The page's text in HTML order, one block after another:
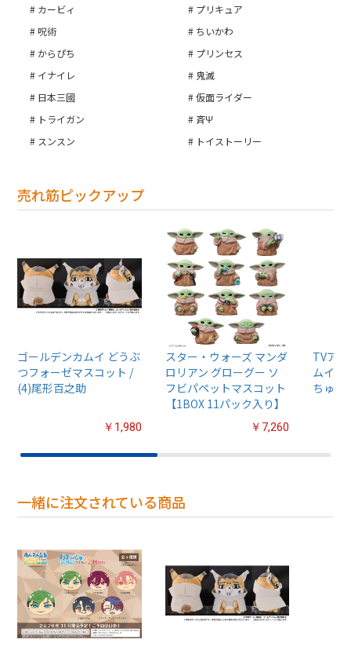
カービィ
プリキュア
呪術
ちいかわ
からぴち
プリンセス
イナイレ
鬼滅
日本三國
仮面ライダー
トライガン
斉Ψ
スンスン
トイストーリー
売れ筋ピックアップ
ゴールデンカムイ どうぶ
つフォーゼマスコット /
(4)尾形百之助
￥1,980
スター・ウォーズ マンダ
ロリアン グローグー ソ
フビパペットマスコット
【1BOX 11パック入り】
￥7,260
TVア
ムイ』
ちゅる
一緒に注文されている商品